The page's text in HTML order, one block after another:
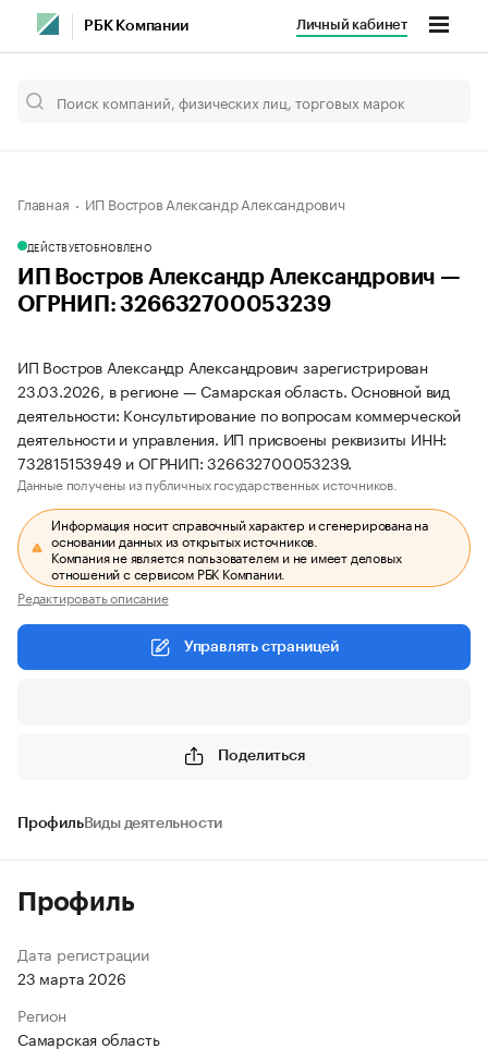
РБК Компании Личный кабинет
Главная ИП Востров Александр Александрович
ДЕЙСТВУЕТОБНОВЛЕНО
ИП Востров Александр Александрович —
ОГРНИП: 326632700053239
ИП Востров Александр Александрович зарегистрирован
23.03.2026, в регионе — Самарская область. Основной вид
деятельности: Консультирование по вопросам коммерческой
деятельности и управления. ИП присвоены реквизиты ИНН:
732815153949 и ОГРНИП: 326632700053239.
Данные получены из публичных государственных источников.
Информация носит справочный характер и сгенерирована на
основании данных из открытых источников.
Компания не является пользователем и не имеет деловых
отношений с сервисом РБК Компании.
Редактировать описание
Управлять страницей
Поделиться
ПрофильВиды деятельности
Профиль
Дата регистрации
23 марта 2026
Регион
Самарская область